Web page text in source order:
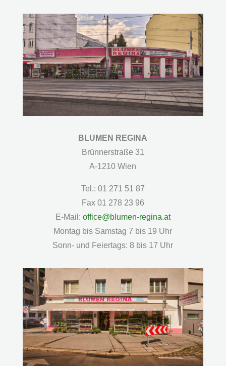
BLUMEN REGINA
Brünnerstraße 31
A-1210 Wien
Tel.: 01 271 51 87
Fax 01 278 23 96
E-Mail: office@blumen-regina.at
Montag bis Samstag 7 bis 19 Uhr
Sonn- und Feiertags: 8 bis 17 Uhr